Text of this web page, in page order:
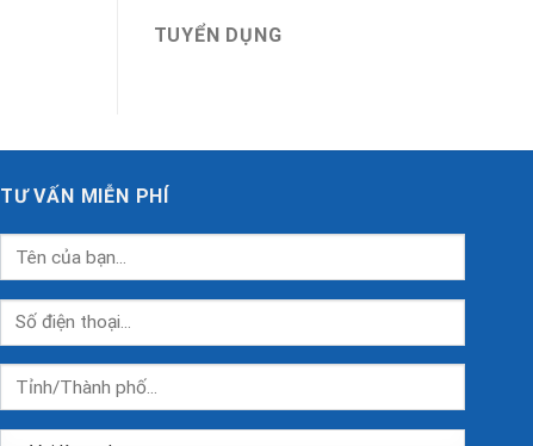
tỷ
80
Số”
Lừa
TUYỂN DỤNG
TƯ VẤN MIỄN PHÍ